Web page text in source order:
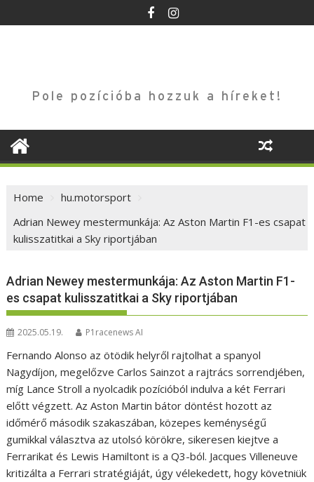
to
Pole pozícióba hozzuk a híreket!
Home
hu.motorsport
Adrian Newey mestermunkája: Az Aston Martin F1-es csapat
kulisszatitkai a Sky riportjában
Adrian Newey mestermunkája: Az Aston Martin F1-
es csapat kulisszatitkai a Sky riportjában
2025.05.19. P1racenews AI
Fernando Alonso az ötödik helyről rajtolhat a spanyol
Nagydíjon, megelőzve Carlos Sainzot a rajtrács sorrendjében,
míg Lance Stroll a nyolcadik pozícióból indulva a két Ferrari
előtt végzett. Az Aston Martin bátor döntést hozott az
időmérő második szakaszában, közepes keménységű
gumikkal választva az utolsó körökre, sikeresen kiejtve a
Ferrarikat és Lewis Hamiltont is a Q3-ból. Jacques Villeneuve
kritizálta a Ferrari stratégiáját, úgy vélekedett, hogy követniük